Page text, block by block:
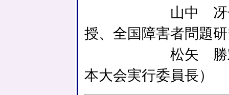
山中 冴子（埼
授、全国障害者問題
松矢 勝宏（東
本大会実行委員長）